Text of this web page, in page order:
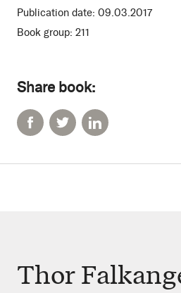
Share book:
Publication date: 09.03.2017
Book group: 211
Thor